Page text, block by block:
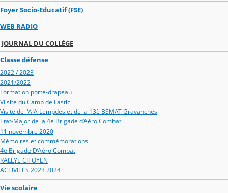
Foyer Socio-Educatif (FSE)
WEB RADIO
JOURNAL DU COLLÈGE
Classe défense
2022 / 2023
2021/2022
Formation porte-drapeau
VIisite du Camp de Lastic
Visite de l'AIA Lempdes et de la 13è BSMAT Gravanches
Etat-Major de la 4e Brigade d’Aéro Combat
11 novembre 2020
Mémoires et commémorations
4e Brigade D’Aéro Combat
RALLYE CITOYEN
ACTIVITES 2023 2024
Vie scolaire